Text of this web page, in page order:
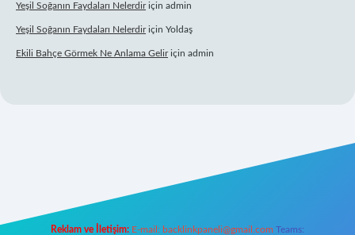
Yeşil Soğanın Faydaları Nelerdiriçin admin
Yeşil Soğanın Faydaları Nelerdiriçin Yoldaş
Ekili Bahçe Görmek Ne Anlama Geliriçin admin
Reklam ve İletişim: E-mail: backlinkpaneli@gmail.com Teams: